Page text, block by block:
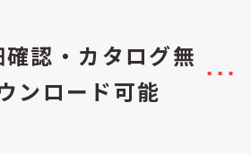
認・カタログ無
ンロード可能